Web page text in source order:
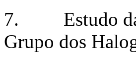
7. Estudo da
Grupo dos